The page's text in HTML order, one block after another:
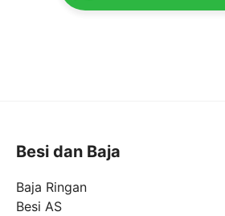
Besi dan Baja
Baja Ringan
Besi AS